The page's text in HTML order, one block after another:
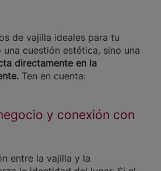
de vajilla ideales para tu
cuestión estética, sino una
directamente en la
Ten en cuenta:
y conexión con
entre la vajilla y la